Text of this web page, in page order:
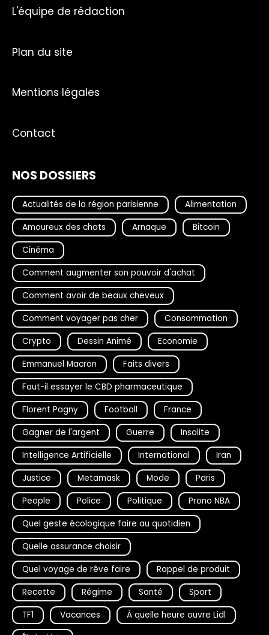
L'équipe de rédaction
Plan du site
Mentions légales
Contact
NOS DOSSIERS
Actualités de la région parisienne
Alimentation
Amoureux des chats
Arnaque
Bitcoin
Cinéma
Comment augmenter son pouvoir d'achat
Comment avoir de beaux cheveux
Comment voyager pas cher
Consommation
Crypto
Dessin Animé
Economie
Emmanuel Macron
Faits divers
Faut-il essayer le CBD pharmaceutique
Florent Pagny
Football
France
Gagner de l'argent
Guerre
Insolite
Intelligence Artificielle
International
Iran
Justice
Metamask Mode
Paris
People
Police Politique
Prono NBA
Quel geste écologique faire au quotidien
Quelle assurance choisir
Quel voyage de rêve faire
Rappel de produit
Recette
Régime Santé
Sport
TF1
Vacances
À quelle heure ouvre Lidl